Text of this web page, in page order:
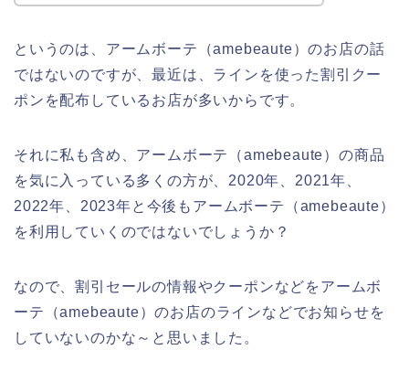
というのは、アームボーテ（amebeaute）のお店の話
ではないのですが、最近は、ラインを使った割引クー
ポンを配布しているお店が多いからです。
それに私も含め、アームボーテ（amebeaute）の商品
を気に入っている多くの方が、2020年、2021年、
2022年、2023年と今後もアームボーテ（amebeaute）
を利用していくのではないでしょうか？
なので、割引セールの情報やクーポンなどをアームボ
ーテ（amebeaute）のお店のラインなどでお知らせを
していないのかな～と思いました。